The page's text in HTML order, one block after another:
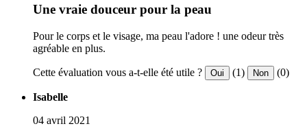
Une vraie douceur pour la peau
Pour le corps et le visage, ma peau l'adore ! une odeur très
agréable en plus.
Cette évaluation vous a-t-elle été utile ? Oui (1) Non (0)
Isabelle
04 avril 2021